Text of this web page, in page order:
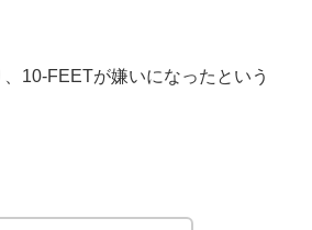
10-FEETが嫌いになったという